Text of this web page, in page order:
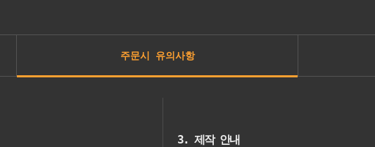
주문시 유의사항
3. 제작 안내